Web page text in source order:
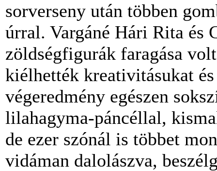
sorverseny után többen
úrral. Vargáné Hári Rita és
zöldségfigurák faragása
kiélhették kreativitásukat
végeredmény egészen
lilahagyma-páncéllal,
de ezer szónál is többet
vidáman dalolászva,